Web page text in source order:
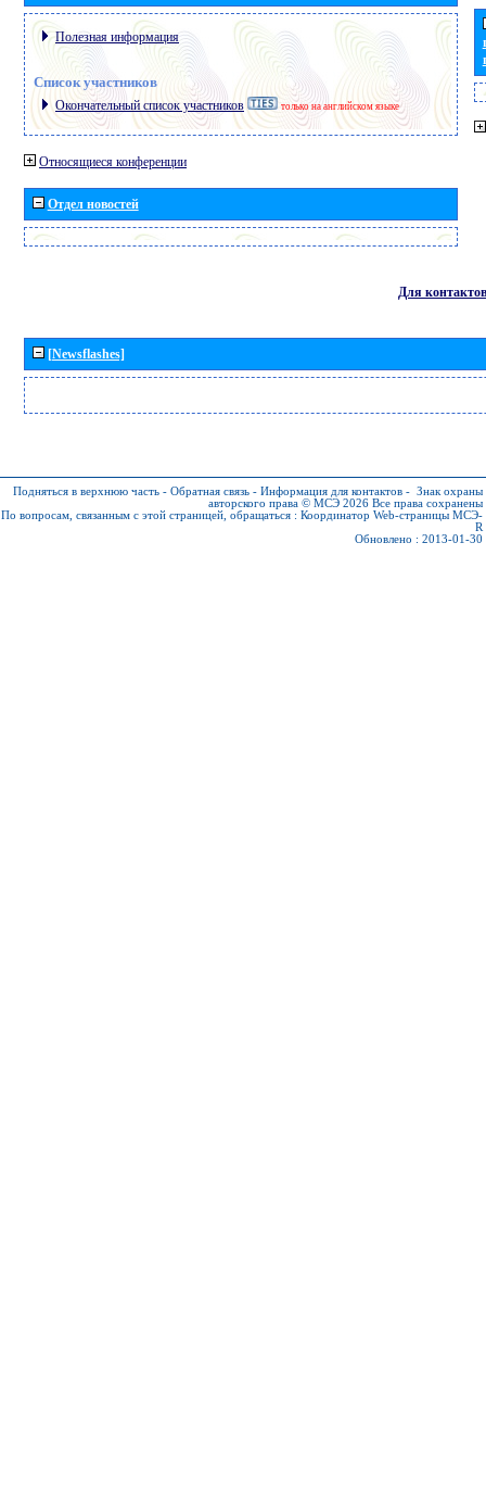
Полезная информация
Список участников
Окончательный список участников только на английском языке
Относящиеся конференции
Отдел новостей
Для контактов
[Newsflashes]
Подняться в верхнюю часть - Обратная связь - Информация для контактов - Знак охраны
авторского права © МСЭ 2026 Все права сохранены
По вопросам, связанным с этой страницей, обращаться : Координатор Web-страницы МСЭ-
R
Обновлено : 2013-01-30